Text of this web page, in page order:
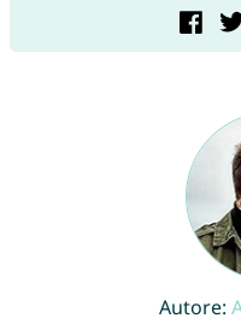
Autore: